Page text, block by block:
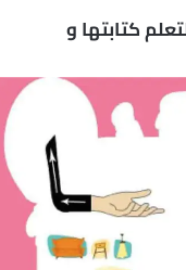
كتابتها و